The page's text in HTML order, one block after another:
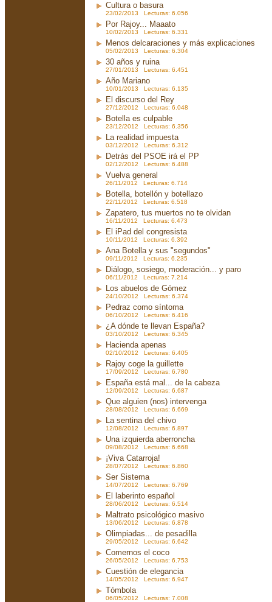
Cultura o basura
23/02/2013 Lecturas: 6.056
Por Rajoy... Maaato
10/02/2013 Lecturas: 6.331
Menos delcaraciones y más explicaciones
05/02/2013 Lecturas: 6.304
30 años y ruina
27/01/2013 Lecturas: 6.451
Año Mariano
10/01/2013 Lecturas: 6.135
El discurso del Rey
27/12/2012 Lecturas: 6.048
Botella es culpable
23/12/2012 Lecturas: 6.356
La realidad impuesta
03/12/2012 Lecturas: 6.312
Detrás del PSOE irá el PP
02/12/2012 Lecturas: 6.488
Vuelva general
26/11/2012 Lecturas: 6.714
Botella, botellón y botellazo
22/11/2012 Lecturas: 6.518
Zapatero, tus muertos no te olvidan
16/11/2012 Lecturas: 6.473
El iPad del congresista
10/11/2012 Lecturas: 6.392
Ana Botella y sus "segundos"
09/11/2012 Lecturas: 6.235
Diálogo, sosiego, moderación... y paro
06/11/2012 Lecturas: 7.214
Los abuelos de Gómez
24/10/2012 Lecturas: 6.374
Pedraz como síntoma
06/10/2012 Lecturas: 6.416
¿A dónde te llevan España?
03/10/2012 Lecturas: 6.345
Hacienda apenas
02/10/2012 Lecturas: 6.405
Rajoy coge la guillette
17/09/2012 Lecturas: 6.780
España está mal... de la cabeza
12/09/2012 Lecturas: 6.687
Que alguien (nos) intervenga
28/08/2012 Lecturas: 6.669
La sentina del chivo
12/08/2012 Lecturas: 6.897
Una izquierda aberroncha
09/08/2012 Lecturas: 6.668
¡Viva Catarroja!
28/07/2012 Lecturas: 6.860
Ser Sistema
14/07/2012 Lecturas: 6.769
El laberinto español
28/06/2012 Lecturas: 6.514
Maltrato psicológico masivo
13/06/2012 Lecturas: 6.878
Olimpiadas... de pesadilla
29/05/2012 Lecturas: 6.642
Comernos el coco
26/05/2012 Lecturas: 6.753
Cuestión de elegancia
14/05/2012 Lecturas: 6.947
Tómbola
06/05/2012 Lecturas: 7.008